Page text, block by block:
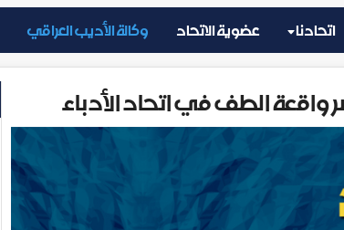
اتحادنا عضوية الاتحاد وكالة الأديب العراقي
الطف في اتحاد الأدباء